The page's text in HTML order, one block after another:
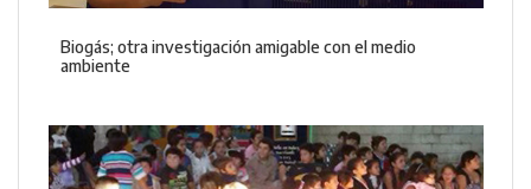
Biogás; otra investigación amigable con el medio
ambiente